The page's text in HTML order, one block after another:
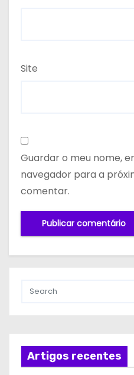
Site
Guardar o meu nome,
navegador para a
comentar.
Artigos recentes